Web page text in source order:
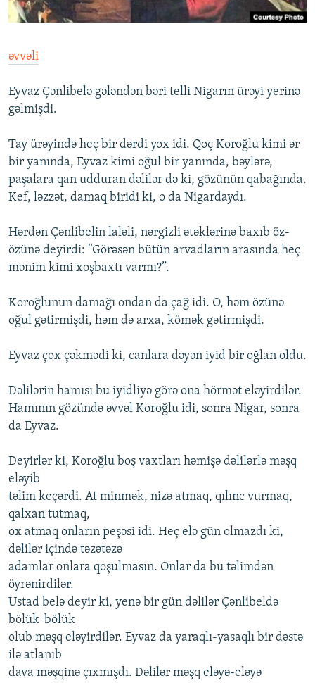
İZ - MƏDƏNIYYƏT PROQRAMI
MATERIALLARIMIZDAN ISTIFADƏ
BIZIMLƏ ƏLAQƏ
XƏBƏR BÜLLETENLƏRIMIZ
əvvəli
Eyvaz Çənlibelə gələndən bəri telli Nigarın ürəyi yerinə
gəlmişdi.
Tay ürəyində heç bir dərdi yox idi. Qoç Koroğlu kimi ər
bir yanında, Eyvaz kimi oğul bir yanında, bəylərə,
paşalara qan udduran dəlilər də ki, gözünün qabağında.
Kef, ləzzət, damaq biridi ki, o da Nigardaydı.
Hərdən Çənlibelin laləli, nərgizli ətəklərinə baxıb öz-
özünə deyirdi: “Görəsən bütün arvadların arasında heç
mənim kimi xoşbaxtı varmı?”.
Koroğlunun damağı ondan da çağ idi. O, həm özünə
oğul gətirmişdi, həm də arxa, kömək gətirmişdi.
Eyvaz çox çəkmədi ki, canlara dəyən iyid bir oğlan oldu.
Dəlilərin hamısı bu iyidliyə görə ona hörmət eləyirdilər.
Hamının gözündə əvvəl Koroğlu idi, sonra Nigar, sonra
da Eyvaz.
Deyirlər ki, Koroğlu boş vaxtları həmişə dəlilərlə məşq
eləyib
təlim keçərdi. At minmək, nizə atmaq, qılınc vurmaq,
qalxan tutmaq,
ox atmaq onların peşəsi idi. Heç elə gün olmazdı ki,
dəlilər içində təzətəzə
adamlar onlara qoşulmasın. Onlar da bu təlimdən
öyrənirdilər.
Ustad belə deyir ki, yenə bir gün dəlilər Çənlibeldə
bölük-bölük
olub məşq eləyirdilər. Eyvaz da yaraqlı-yasaqlı bir dəstə
ilə atlanıb
dava məşqinə çıxmışdı. Dəlilər məşq eləyə-eləyə